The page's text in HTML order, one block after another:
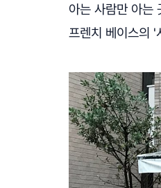
아는 사람만 아
프렌치 베이스의